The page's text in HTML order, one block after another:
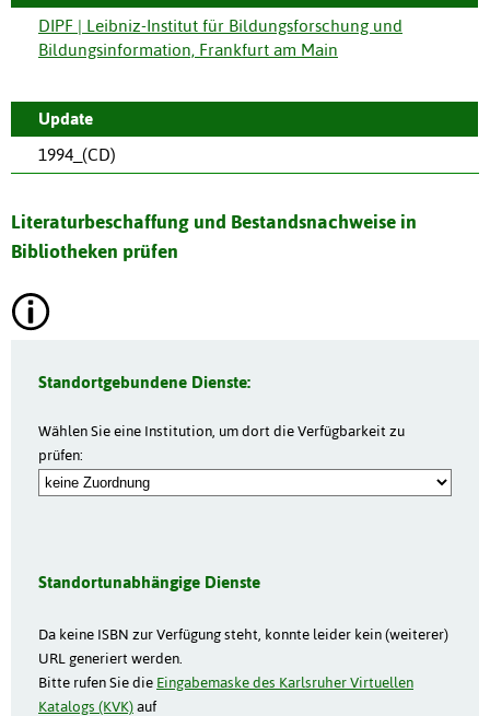
DIPF | Leibniz-Institut für Bildungsforschung und
Bildungsinformation, Frankfurt am Main
Update
1994_(CD)
Literaturbeschaffung und Bestandsnachweise in
Bibliotheken prüfen
Standortgebundene Dienste:
Wählen Sie eine Institution, um dort die Verfügbarkeit zu
prüfen:
Standortunabhängige Dienste
Da keine ISBN zur Verfügung steht, konnte leider kein (weiterer)
URL generiert werden.
Bitte rufen Sie die Eingabemaske des Karlsruher Virtuellen
Katalogs (KVK)auf